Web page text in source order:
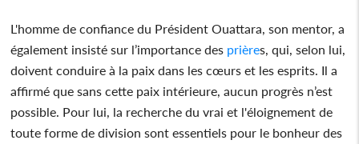
L'homme de confiance du Président Ouattara, son mentor, a
également insisté sur l’importance des prières, qui, selon lui,
doivent conduire à la paix dans les cœurs et les esprits. Il a
affirmé que sans cette paix intérieure, aucun progrès n’est
possible. Pour lui, la recherche du vrai et l'éloignement de
toute forme de division sont essentiels pour le bonheur des